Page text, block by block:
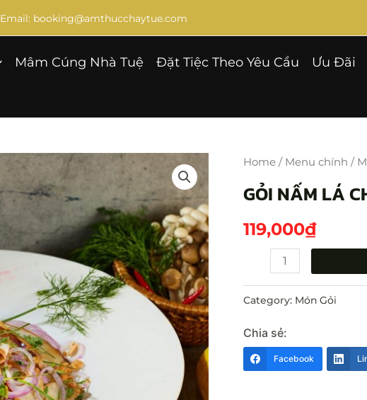
Email: booking@amthucchaytue.com
Mâm Cúng Nhà Tuệ Đặt Tiệc Theo Yêu Cầu Ưu Đãi
Home / Menu chính /
GỎI NẤM LÁ
119,000₫
LÁ
CHANH
Category: Món Gỏi
Chia sẻ:
Facebook